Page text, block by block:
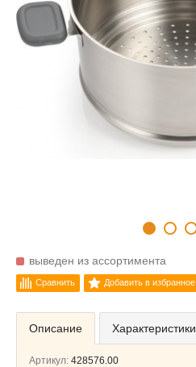
выведен из ассортимента
Сравнить Добавить в избранное
Описание Характеристики
Артикул: 428576.00